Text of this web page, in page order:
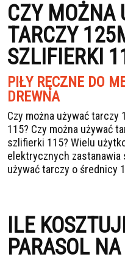
CZY MOŻNA
TARCZY
SZLIFIERKI
PIŁY RĘCZNE DO
DREWNA
Czy można używać tarczy
115? Czy można używać
szlifierki 115? Wielu
elektrycznych zastanawia
używać tarczy o średnicy
ILE
PARASOL